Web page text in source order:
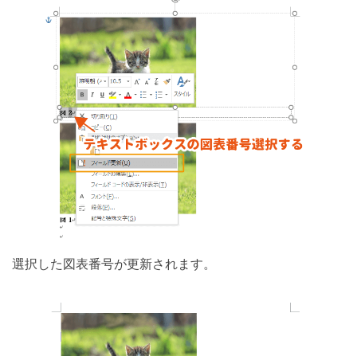
選択した図表番号が更新されます。